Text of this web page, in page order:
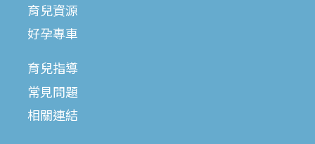
育兒資源
好孕專車
育兒指導
常見問題
相關連結